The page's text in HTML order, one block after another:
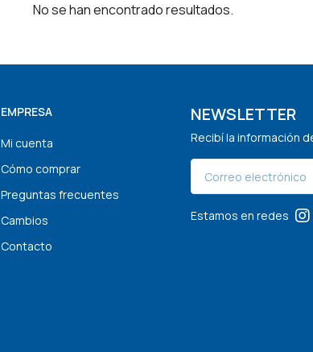
No se han encontrado resultados.
EMPRESA
Mi cuenta
Cómo comprar
Preguntas frecuentes
Cambios
Contacto
NEWSLETTER
Recibí la información
Estamos en redes